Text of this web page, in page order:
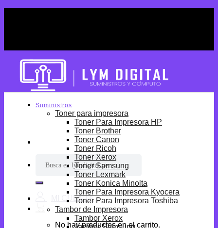
por:
No hay productos en el carrito.
Suministros
Toner para impresora
Toner Para Impresora HP
Toner Brother
Toner Canon
Toner Ricoh
Toner Xerox
Toner Samsung
Toner Lexmark
Toner Konica Minolta
Toner Para Impresora Kyocera
Toner Para Impresora Toshiba
Tambor de Impresora
Tambor Xerox